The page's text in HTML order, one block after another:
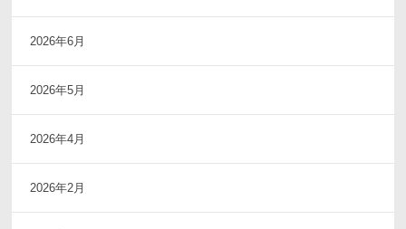
2026年6月
2026年5月
2026年4月
2026年2月